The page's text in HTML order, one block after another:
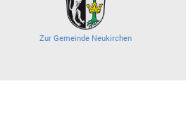
Zur Gemeinde Neukirchen